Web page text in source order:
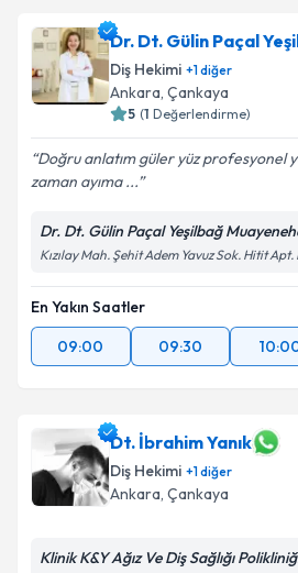
Dr. Dt. Gülin Paçal
Diş Hekimi +1diğer
Ankara, Çankaya
5 (1 Değerlendirme)
Doğru anlatım güler yüz profesyonel
zaman ayıma ...
Dr. Dt. Gülin Paçal Yeşilbağ
Kızılay Mah. Şehit Adem Yavuz Sok. Hitit Apt.
En Yakın Saatler
09:00
09:30
Dt. İbrahim Yanık
Diş Hekimi +1diğer
Ankara, Çankaya
Klinik K&Y Ağız Ve Diş Sağlığı